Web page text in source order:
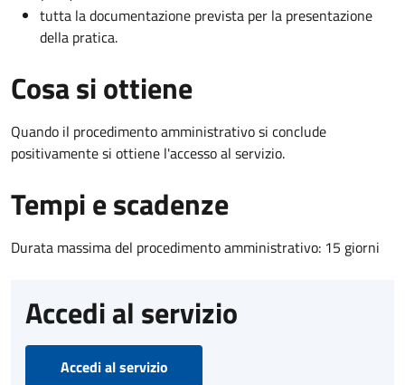
tutta la documentazione prevista per la presentazione
della pratica.
Cosa si ottiene
Quando il procedimento amministrativo si conclude
positivamente si ottiene l'accesso al servizio.
Tempi e scadenze
Durata massima del procedimento amministrativo: 15 giorni
Accedi al servizio
Accedi al servizio